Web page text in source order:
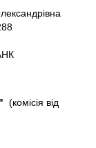
(комісія від